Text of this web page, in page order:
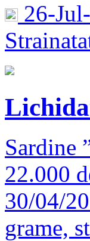
26-
Sardine
22.000
30/04/
grame,